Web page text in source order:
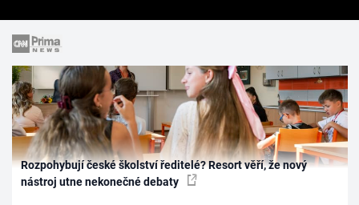
Rozpohybují české školství ředitelé? Resort věří, že nový
nástroj utne nekonečné debaty